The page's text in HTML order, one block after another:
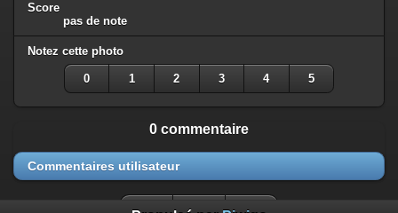
Score
pas de note
Notez cette photo
0 1 2 3 4 5
0 commentaire
Commentaires utilisateur